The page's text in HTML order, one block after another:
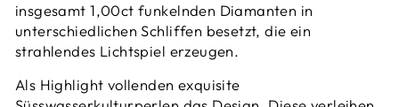
insgesamt 1,00ct funkelnden Diamanten in
unterschiedlichen Schliffen besetzt, die ein
strahlendes Lichtspiel erzeugen.
Als Highlight vollenden exquisite